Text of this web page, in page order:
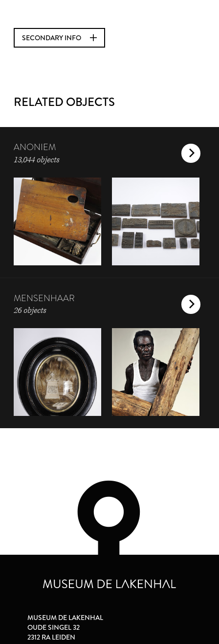
SECONDARY INFO
RELATED OBJECTS
ANONIEM
13,044 objects
MENSENHAAR
26 objects
MUSEUM DE LAKENHAL
OUDE SINGEL 32
2312 RA LEIDEN